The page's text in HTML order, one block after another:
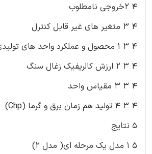
۴ ۲خروجی نامطلوب
۴ ۳ متغیر های غیر قابل کنترل
۴ ۳ ۱ محصول و عملکرد واحد های تولیدی
۴ ۳ ۲ ارزش کالریفیک زغال سنگ
۴ ۳ ۳ مقیاس واحد
۴ ۳ ۴ تولید هم زمان برق و گرما (Chp)
۵ نتایج
۵ ۱ مدل یک مرحله ای( مدل ۲)